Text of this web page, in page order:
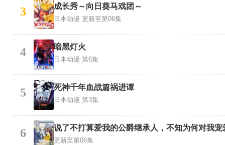
3 成长秀～向日葵马戏团～
日本动漫 更新至第06集
4 暗黑灯火
日本动漫 第6集
5 死神千年血战篇祸进谭
日本动漫 第3集
6 说了不打算爱我的公爵继承人，不知为何对我宠
更新至第06集